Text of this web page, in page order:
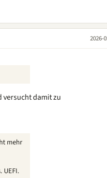
2026-
versucht damit zu
mehr
UEFI.